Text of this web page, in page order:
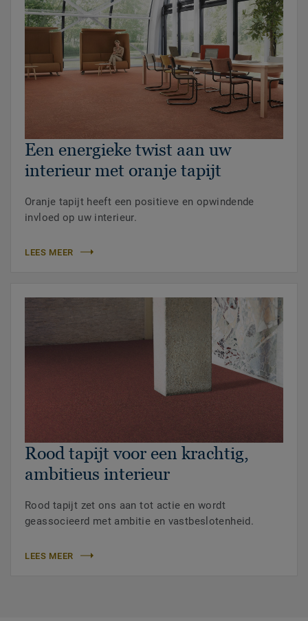
Een energieke twist aan uw
interieur met oranje tapijt
Oranje tapijt heeft een positieve en opwindende
invloed op uw interieur.
LEES MEER
Rood tapijt voor een krachtig,
ambitieus interieur
Rood tapijt zet ons aan tot actie en wordt
geassocieerd met ambitie en vastbeslotenheid.
LEES MEER